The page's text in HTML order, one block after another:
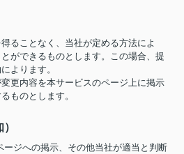
ることなく、当社が定める方法によ
ができるものとします。この場合、提
よります。
更内容を本サービスのページ上に掲示
ものとします。
ジへの掲示、その他当社が適当と判断